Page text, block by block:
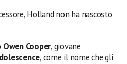
Holland non ha nascosto
Owen Cooper, giovane
, come il nome che gli